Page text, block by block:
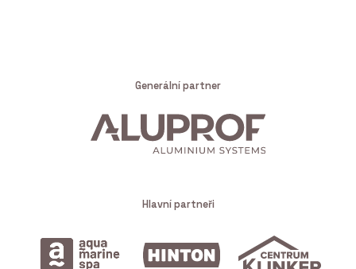
Generální partner
Hlavní partneři